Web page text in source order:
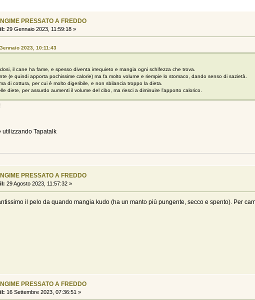
PRESSATO A FREDDO
29 Gennaio 2023, 11:59:18 »
2023, 10:11:43
il cane ha fame, e spesso diventa irrequieto e mangia ogni schifezza che trova.
(e quindi apporta pochissime calorie) ma fa molto volume e riempie lo stomaco, dando senso di sazietà.
di cottura, per cui è molto digeribile, e non sbilancia troppo la dieta.
diete, per assurdo aumenti il volume del cibo, ma riesci a diminuire l'apporto calorico.
utilizzando Tapatalk
PRESSATO A FREDDO
29 Agosto 2023, 11:57:32 »
il pelo da quando mangia kudo (ha un manto più pungente, secco e spento). Per
PRESSATO A FREDDO
16 Settembre 2023, 07:36:51 »